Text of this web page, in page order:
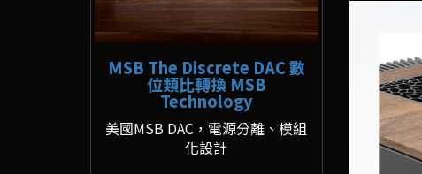
MSB The Discrete DAC 數
位類比轉換 MSB
Technology
美國MSB DAC，電源分離、模組
化設計